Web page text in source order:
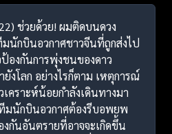
ช่วยด้วย! ผมติดบนดวง
มนักบินอวกาศชาวจีนที่ถูกส่งไป
องกันการพุ่งชนของดาว
งโลก อย่างไรก็ตาม เหตุการณ์
คราะห์น้อยกำลังเดินทางมา
มนักบินอวกาศต้องรีบอพยพ
กันอันตรายที่อาจจะเกิดขึ้น